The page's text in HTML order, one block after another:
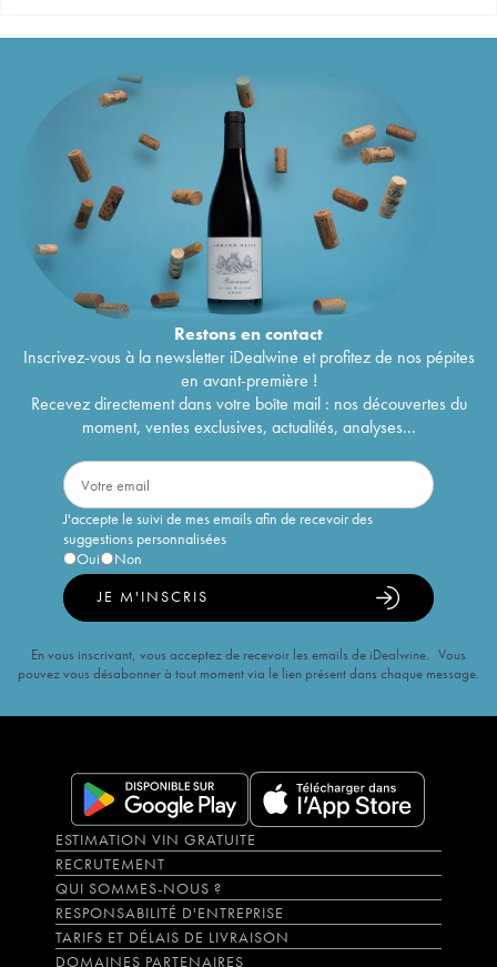
Restons encontact
Inscrivez-vous à la newsletter iDealwine et profitez de nos pépites
en avant-première !
Recevez directement dans votre boîte mail : nos découvertes du
moment, ventes exclusives, actualités, analyses...
J'accepte le suivi de mes emails afin de recevoir des
suggestions personnalisées
Oui
Non
JE M'INSCRIS
En vous inscrivant, vous acceptez de recevoir les emails de iDealwine. Vous
pouvez vous désabonner à tout moment via le lien présent dans chaque message.
ESTIMATION VIN GRATUITE
RECRUTEMENT
QUI SOMMES-NOUS ?
RESPONSABILITÉ D'ENTREPRISE
TARIFS ET DÉLAIS DE LIVRAISON
DOMAINES PARTENAIRES